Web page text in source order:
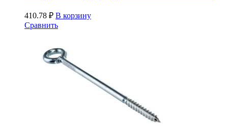
410.78 ₽ В корзину
Сравнить